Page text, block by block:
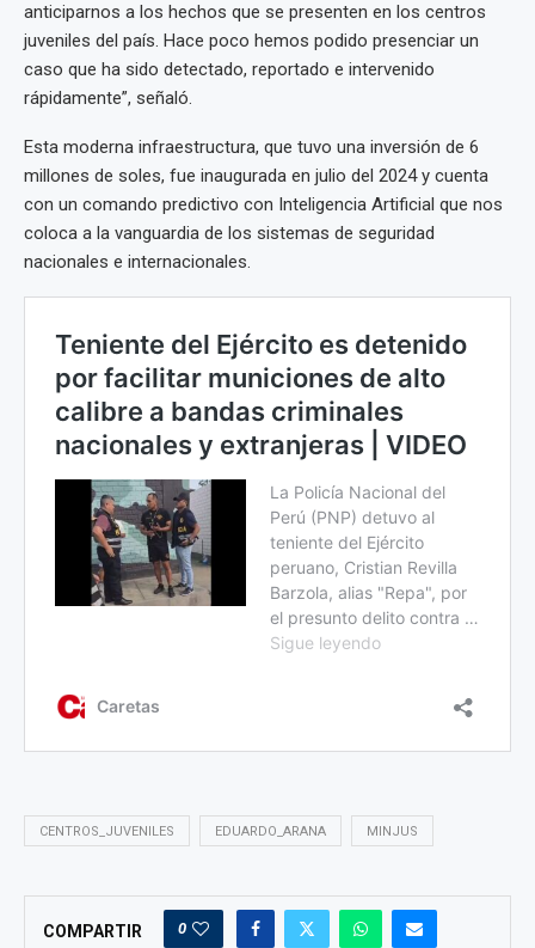
anticiparnos a los hechos que se presenten en los centros
juveniles del país. Hace poco hemos podido presenciar un
caso que ha sido detectado, reportado e intervenido
rápidamente”, señaló.
Esta moderna infraestructura, que tuvo una inversión de 6
millones de soles, fue inaugurada en julio del 2024 y cuenta
con un comando predictivo con Inteligencia Artificial que nos
coloca a la vanguardia de los sistemas de seguridad
nacionales e internacionales.
CENTROS_JUVENILES EDUARDO_ARANA MINJUS
COMPARTIR 0